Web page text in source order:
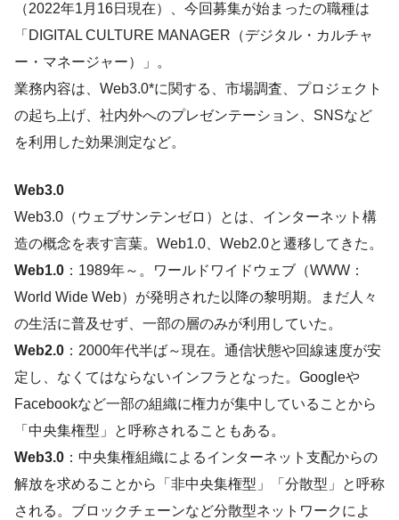
（2022年1月16日現在）、今回募集が始まったの職種は
「DIGITAL CULTURE MANAGER（デジタル・カルチャ
ー・マネージャー）」。
業務内容は、Web3.0*に関する、市場調査、プロジェクト
の起ち上げ、社内外へのプレゼンテーション、SNSなど
を利用した効果測定など。
Web3.0
Web3.0（ウェブサンテンゼロ）とは、インターネット構
造の概念を表す言葉。Web1.0、Web2.0と遷移してきた。
Web1.0 ：1989年～。ワールドワイドウェブ（WWW：
World Wide Web）が発明された以降の黎明期。まだ人々
の生活に普及せず、一部の層のみが利用していた。
Web2.0 ：2000年代半ば～現在。通信状態や回線速度が安
定し、なくてはならないインフラとなった。Googleや
Facebookなど一部の組織に権力が集中していることから
「中央集権型」と呼称されることもある。
Web3.0 ：中央集権組織によるインターネット支配からの
解放を求めることから「非中央集権型」「分散型」と呼称
される。ブロックチェーンなど分散型ネットワークによ